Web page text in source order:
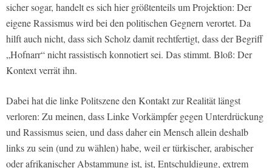
sicher sogar, handelt es sich hier größtenteils um Projektion: Der
eigene Rassismus wird bei den politischen Gegnern verortet. Da
hilft auch nicht, dass sich Scholz damit rechtfertigt, dass der Begriff
„Hofnarr“ nicht rassistisch konnotiert sei. Das stimmt. Bloß: Der
Kontext verrät ihn.
Dabei hat die linke Politszene den Kontakt zur Realität längst
verloren: Zu meinen, dass Linke Vorkämpfer gegen Unterdrückung
und Rassismus seien, und dass daher ein Mensch allein deshalb
links zu sein (und zu wählen) habe, weil er türkischer, arabischer
oder afrikanischer Abstammung ist, ist, Entschuldigung, extrem